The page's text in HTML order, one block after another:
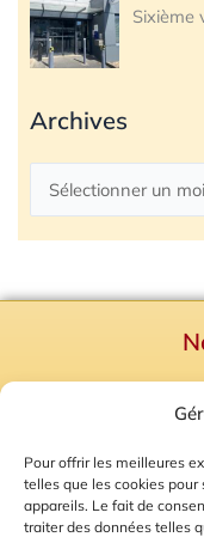
Pour offrir les meilleures
telles que les cookies
appareils. Le fait de
traiter des données telles
Sixième
Archives
Mentions